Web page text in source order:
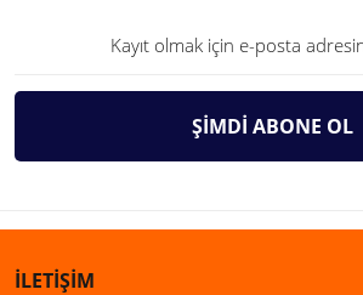
ŞİMDİ ABONE OL
İLETİŞİM